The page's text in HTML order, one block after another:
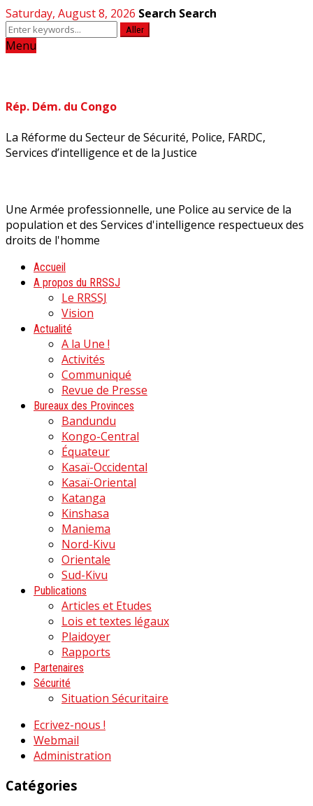
Saturday, August 8, 2026 Search Search
Aller
Menu
Rép. Dém. du Congo
La Réforme du Secteur de Sécurité, Police, FARDC,
Services d’intelligence et de la Justice
Une Armée professionnelle, une Police au service de la
population et des Services d'intelligence respectueux des
droits de l'homme
Accueil
A propos du RRSSJ
Le RRSSJ
Vision
Actualité
A la Une !
Activités
Communiqué
Revue de Presse
Bureaux des Provinces
Bandundu
Kongo-Central
Équateur
Kasaï-Occidental
Kasaï-Oriental
Katanga
Kinshasa
Maniema
Nord-Kivu
Orientale
Sud-Kivu
Publications
Articles et Etudes
Lois et textes légaux
Plaidoyer
Rapports
Partenaires
Sécurité
Situation Sécuritaire
Ecrivez-nous !
Webmail
Administration
Catégories